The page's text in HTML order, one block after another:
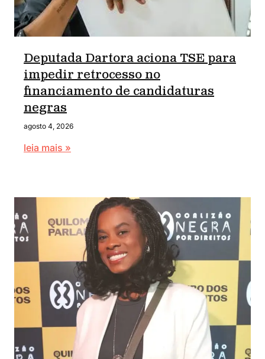
Deputada Dartora aciona TSE para
impedir retrocesso no
financiamento de candidaturas
negras
agosto 4, 2026
leia mais »